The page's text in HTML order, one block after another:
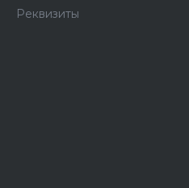
Реквизиты